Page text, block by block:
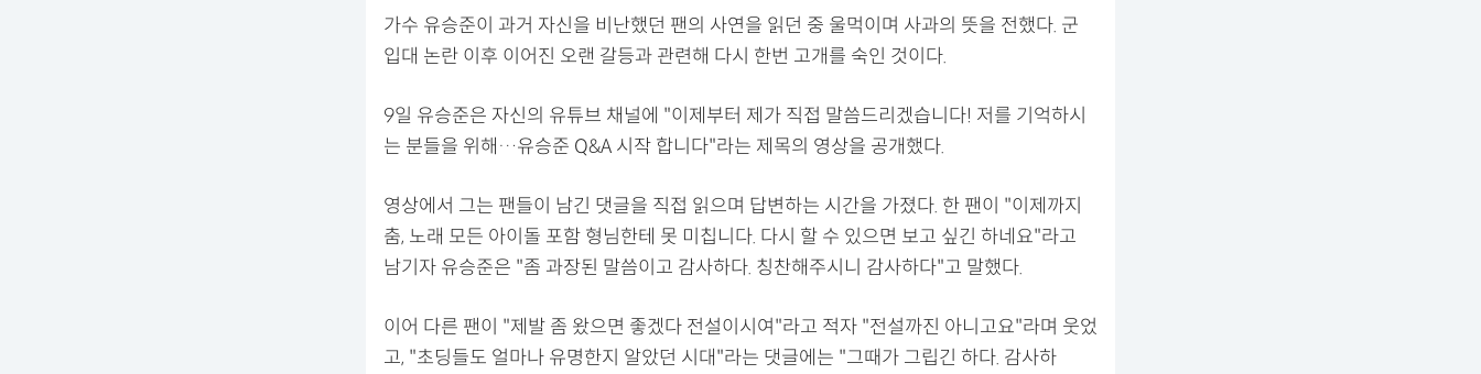
가수 유승준이 과거 자신을 비난했던 팬의 사연을 읽던 중 울먹이며 사과의 뜻을 전했다. 군
입대 논란 이후 이어진 오랜 갈등과 관련해 다시 한번 고개를 숙인 것이다.
9일 유승준은 자신의 유튜브 채널에 "이제부터 제가 직접 말씀드리겠습니다! 저를 기억하시
는 분들을 위해…유승준 Q&A 시작 합니다"라는 제목의 영상을 공개했다.
영상에서 그는 팬들이 남긴 댓글을 직접 읽으며 답변하는 시간을 가졌다. 한 팬이 "이제까지
춤, 노래 모든 아이돌 포함 형님한테 못 미칩니다. 다시 할 수 있으면 보고 싶긴 하네요"라고
남기자 유승준은 "좀 과장된 말씀이고 감사하다. 칭찬해주시니 감사하다"고 말했다.
이어 다른 팬이 "제발 좀 왔으면 좋겠다 전설이시여"라고 적자 "전설까진 아니고요"라며 웃었
고, "초딩들도 얼마나 유명한지 알았던 시대"라는 댓글에는 "그때가 그립긴 하다. 감사하